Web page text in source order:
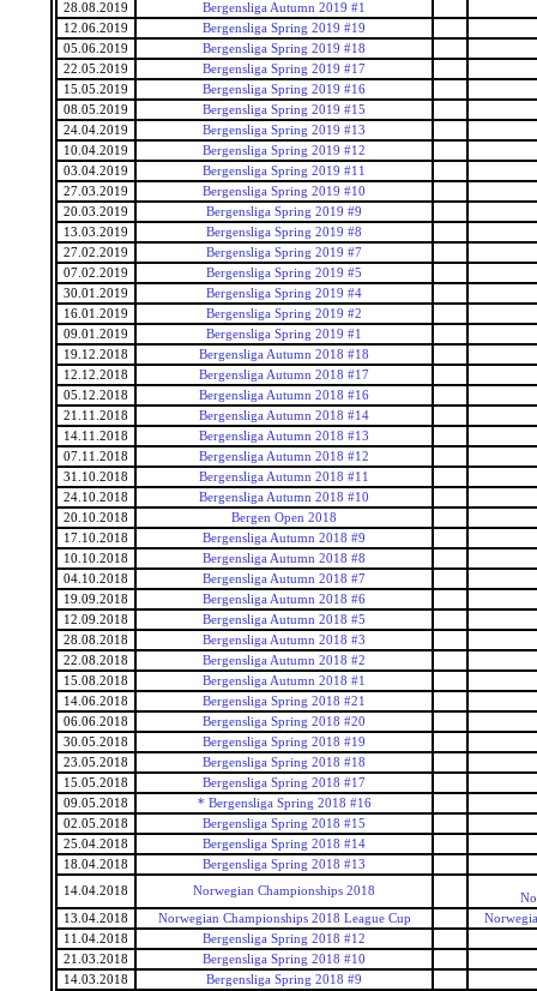
28.08.2019
Bergensliga Autumn 2019 #1
12.06.2019
Bergensliga Spring 2019 #19
05.06.2019
Bergensliga Spring 2019 #18
22.05.2019
Bergensliga Spring 2019 #17
15.05.2019
Bergensliga Spring 2019 #16
08.05.2019
Bergensliga Spring 2019 #15
24.04.2019
Bergensliga Spring 2019 #13
10.04.2019
Bergensliga Spring 2019 #12
03.04.2019
Bergensliga Spring 2019 #11
27.03.2019
Bergensliga Spring 2019 #10
20.03.2019
Bergensliga Spring 2019 #9
13.03.2019
Bergensliga Spring 2019 #8
27.02.2019
Bergensliga Spring 2019 #7
07.02.2019
Bergensliga Spring 2019 #5
30.01.2019
Bergensliga Spring 2019 #4
16.01.2019
Bergensliga Spring 2019 #2
09.01.2019
Bergensliga Spring 2019 #1
19.12.2018
Bergensliga Autumn 2018 #18
12.12.2018
Bergensliga Autumn 2018 #17
05.12.2018
Bergensliga Autumn 2018 #16
21.11.2018
Bergensliga Autumn 2018 #14
14.11.2018
Bergensliga Autumn 2018 #13
07.11.2018
Bergensliga Autumn 2018 #12
31.10.2018
Bergensliga Autumn 2018 #11
24.10.2018
Bergensliga Autumn 2018 #10
20.10.2018
Bergen Open 2018
17.10.2018
Bergensliga Autumn 2018 #9
10.10.2018
Bergensliga Autumn 2018 #8
04.10.2018
Bergensliga Autumn 2018 #7
19.09.2018
Bergensliga Autumn 2018 #6
12.09.2018
Bergensliga Autumn 2018 #5
28.08.2018
Bergensliga Autumn 2018 #3
22.08.2018
Bergensliga Autumn 2018 #2
15.08.2018
Bergensliga Autumn 2018 #1
14.06.2018
Bergensliga Spring 2018 #21
06.06.2018
Bergensliga Spring 2018 #20
30.05.2018
Bergensliga Spring 2018 #19
23.05.2018
Bergensliga Spring 2018 #18
15.05.2018
Bergensliga Spring 2018 #17
09.05.2018
* Bergensliga Spring 2018 #16
02.05.2018
Bergensliga Spring 2018 #15
25.04.2018
Bergensliga Spring 2018 #14
18.04.2018
Bergensliga Spring 2018 #13
14.04.2018
Norwegian Championships 2018
13.04.2018
Norwegian Championships 2018 League Cup
11.04.2018
Bergensliga Spring 2018 #12
21.03.2018
Bergensliga Spring 2018 #10
14.03.2018
Bergensliga Spring 2018 #9